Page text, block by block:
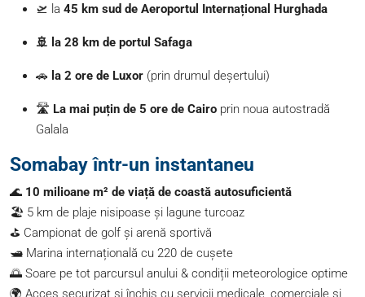
🛫 la 45 km sud de Aeroportul Internațional Hurghada
🚢 la 28 km de portul Safaga
🚗 la 2 ore de Luxor (prin drumul deșertului)
🛣️ La mai puțin de 5 ore de Cairo prin noua autostradă
Galala
Somabay într-un instantaneu
🌊 10 milioane m² de viață de coastă autosuficientă
🏖️ 5 km de plaje nisipoase și lagune turcoaz
⛳ Campionat de golf și arenă sportivă
🛥️ Marina internațională cu 220 de cușete
🌅 Soare pe tot parcursul anului & condiții meteorologice optime
🌍 Acces securizat și închis cu servicii medicale, comerciale și